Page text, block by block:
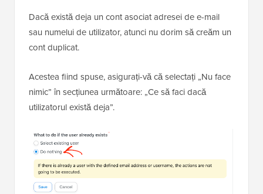
Dacă există deja un cont asociat adresei de e-mail
sau numelui de utilizator, atunci nu dorim să creăm un
cont duplicat.
Acestea fiind spuse, asigurați-vă că selectați „Nu face
nimic” în secțiunea următoare: „Ce să faci dacă
utilizatorul există deja”.